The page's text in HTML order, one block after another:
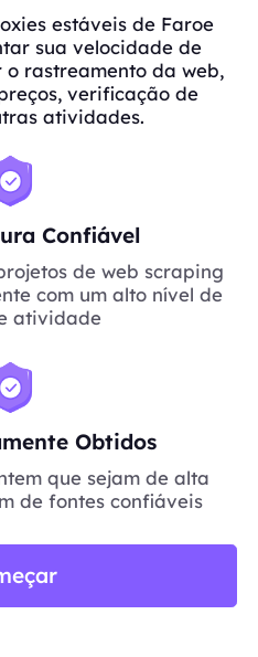
estáveis de Faroe
sua velocidade de
rastreamento da web,
verificação de
atividades.
Confiável
de web scraping
com um alto nível de
atividade
Obtidos
que sejam de alta
de fontes confiáveis